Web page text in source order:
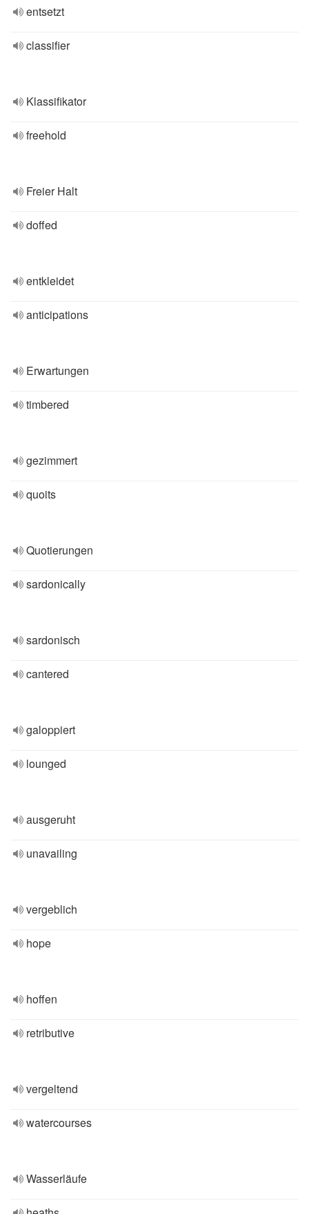
entsetzt
classifier
Klassifikator
freehold
Freier Halt
doffed
entkleidet
anticipations
Erwartungen
timbered
gezimmert
quoits
Quotierungen
sardonically
sardonisch
cantered
galoppiert
lounged
ausgeruht
unavailing
vergeblich
hope
hoffen
retributive
vergeltend
watercourses
Wasserläufe